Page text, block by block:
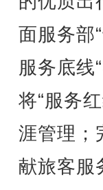
面服务部
服务底线
将“服务
涯管理；
献旅客服